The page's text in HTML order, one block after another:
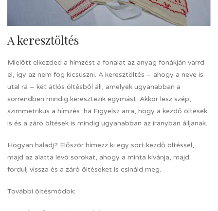
A keresztöltés
Mielőtt elkezded a hímzést a fonalat az anyag fonákján varrd
el, így az nem fog kicsúszni. A keresztöltés – ahogy a neve is
utal rá – két átlós öltésből áll, amelyek ugyanabban a
sorrendben mindig keresztezik egymást. Akkor lesz szép,
szimmetrikus a hímzés, ha Figyelsz arra, hogy a kezdő öltések
is és a záró öltések is mindig ugyanabban az irányban álljanak.
Hogyan haladj? Először hímezz ki egy sort kezdő öltéssel,
majd az alatta lévő sorokat, ahogy a minta kívánja, majd
fordulj vissza és a záró öltéseket is csináld meg.
További öltésmódok: